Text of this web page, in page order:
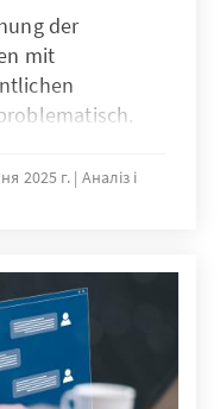
der
mit
von
fehlt eine
nur zu Beginn
2025 г. Аналіз і